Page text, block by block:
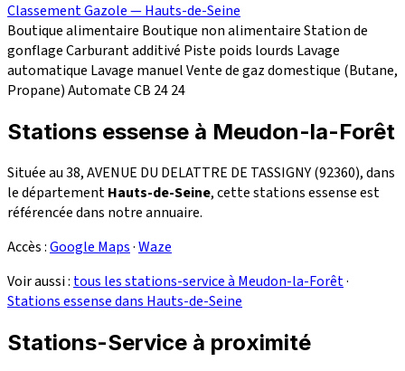
Classement Gazole — Hauts-de-Seine
Boutique alimentaire Boutique non alimentaireStation de
gonflageCarburant additivé Piste poids lourds Lavage
automatique Lavage manuelVente de gaz domestique (Butane,
Propane)Automate CB 2424
Stations essense à Meudon-la-Forêt
Située au 38, AVENUE DU DELATTRE DE TASSIGNY (92360), dans
le départementHauts-de-Seine, cette stations essense est
référencée dans notre annuaire.
Accès :Google Maps·Waze
Voir aussi : tous les stations-service à Meudon-la-Forêt·
Stations essense dans Hauts-de-Seine
Stations-Service à proximité